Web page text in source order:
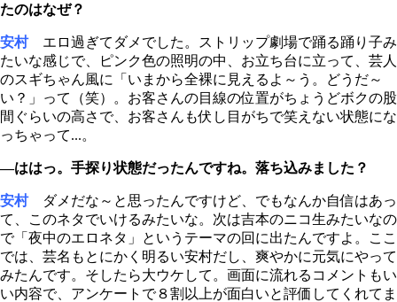
たのはなぜ？
安村エロ過ぎてダメでした。ストリップ劇場で踊る踊り子み
たいな感じで、ピンク色の照明の中、お立ち台に立って、芸人
のスギちゃん風に「いまから全裸に見えるよ～う。どうだ～
い？」って（笑）。お客さんの目線の位置がちょうどボクの股
間ぐらいの高さで、お客さんも伏し目がちで笑えない状態にな
っちゃって...。
―ははっ。手探り状態だったんですね。落ち込みました？
安村ダメだな～と思ったんですけど、でもなんか自信はあっ
て、このネタでいけるみたいな。次は吉本のニコ生みたいなの
で「夜中のエロネタ」というテーマの回に出たんですよ。ここ
では、芸名もとにかく明るい安村だし、爽やかに元気にやって
みたんです。そしたら大ウケして。画面に流れるコメントもい
い内容で、アンケートで８割以上が面白いと評価してくれてま